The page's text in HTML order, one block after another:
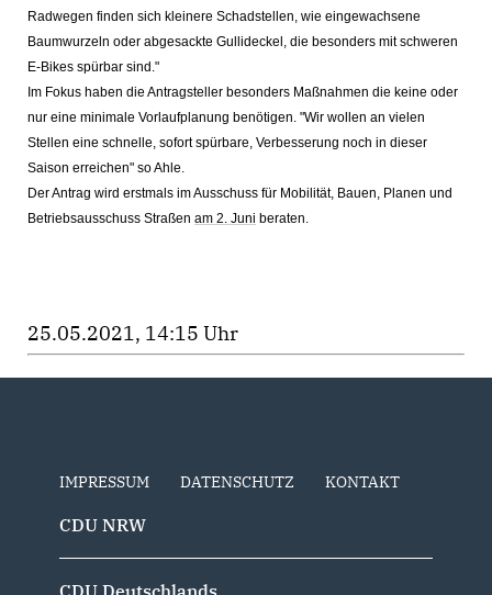
Radwegen finden sich kleinere Schadstellen, wie eingewachsene
Baumwurzeln oder abgesackte Gullideckel, die besonders mit schweren
E-Bikes spürbar sind."
Im Fokus haben die Antragsteller besonders Maßnahmen die keine oder
nur eine minimale Vorlaufplanung benötigen. "Wir wollen an vielen
Stellen eine schnelle, sofort spürbare, Verbesserung noch in dieser
Saison erreichen" so Ahle.
Der Antrag wird erstmals im Ausschuss für Mobilität, Bauen, Planen und
Betriebsausschuss Straßen am 2. Juni beraten.
25.05.2021, 14:15 Uhr
IMPRESSUM DATENSCHUTZ KONTAKT
CDU NRW
CDU Deutschlands